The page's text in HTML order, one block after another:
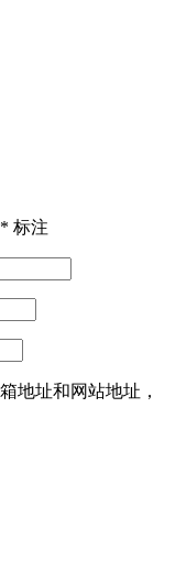
* 标注
地址和网站地址，